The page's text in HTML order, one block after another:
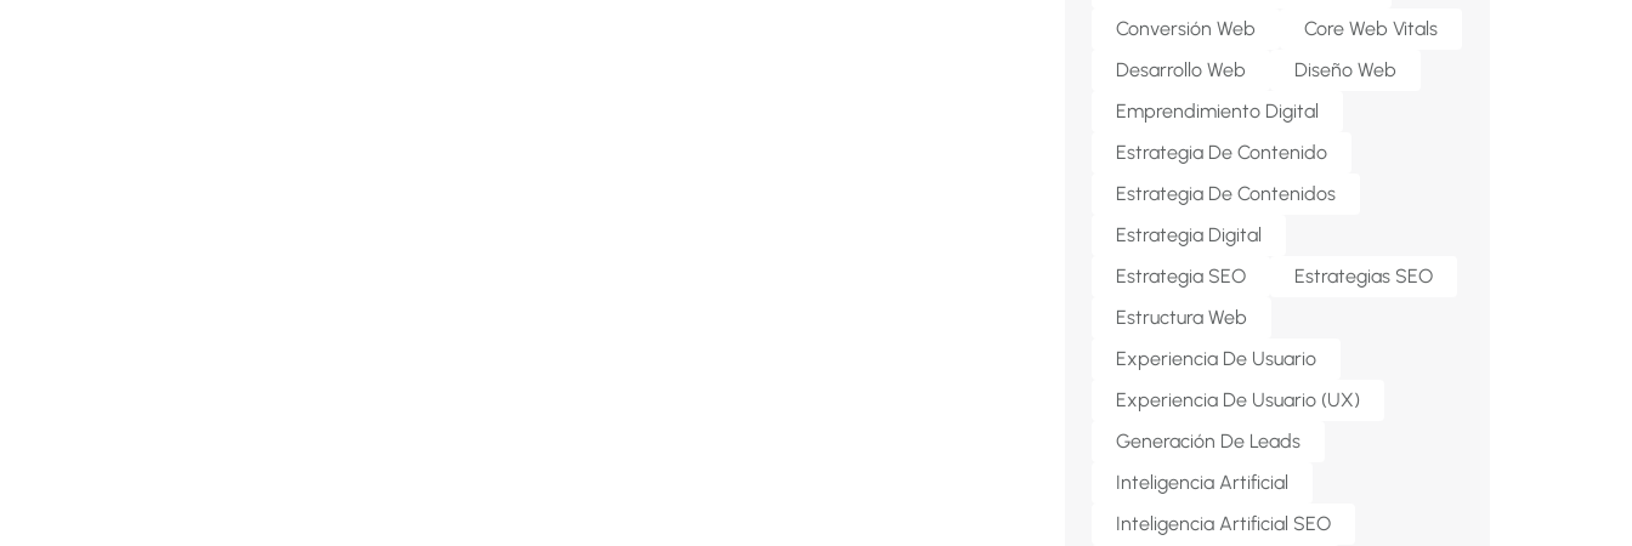
Conversión Web
Core Web Vitals
Desarrollo Web
Diseño Web
Emprendimiento Digital
Estrategia De Contenido
Estrategia De Contenidos
Estrategia Digital
Estrategia SEO
Estrategias SEO
Estructura Web
Experiencia De Usuario
Experiencia De Usuario (UX)
Generación De Leads
Inteligencia Artificial
Inteligencia Artificial SEO